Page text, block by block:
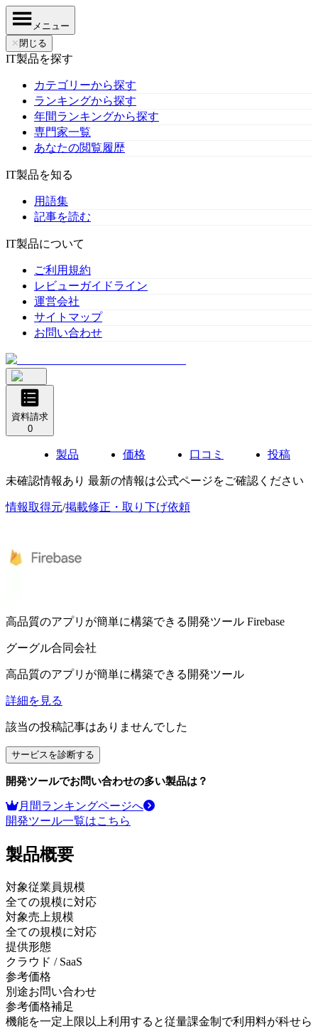
メニュー
✕ 閉じる
IT製品を探す
カテゴリーから探す
ランキングから探す
年間ランキングから探す
専門家一覧
あなたの閲覧履歴
IT製品を知る
用語集
記事を読む
IT製品について
ご利用規約
レビューガイドライン
運営会社
サイトマップ
お問い合わせ
資料請求
0
製品 価格 口コミ 投稿
未確認情報あり 最新の情報は公式ページをご確認ください
情報取得元/掲載修正・取り下げ依頼
高品質のアプリが簡単に構築できる開発ツール Firebase
グーグル合同会社
高品質のアプリが簡単に構築できる開発ツール
詳細を見る
該当の投稿記事はありませんでした
サービスを診断する
開発ツールでお問い合わせの多い製品は？
月間ランキングページへ
開発ツール一覧はこちら
製品概要
対象従業員規模
全ての規模に対応
対象売上規模
全ての規模に対応
提供形態
クラウド / SaaS
参考価格
別途お問い合わせ
参考価格補足
機能を一定上限以上利用すると従量課金制で利用料が科せら